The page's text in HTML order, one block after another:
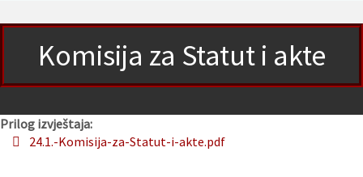
Komisija za Statut i akte
Prilog izvještaja:
24.1.-Komisija-za-Statut-i-akte.pdf